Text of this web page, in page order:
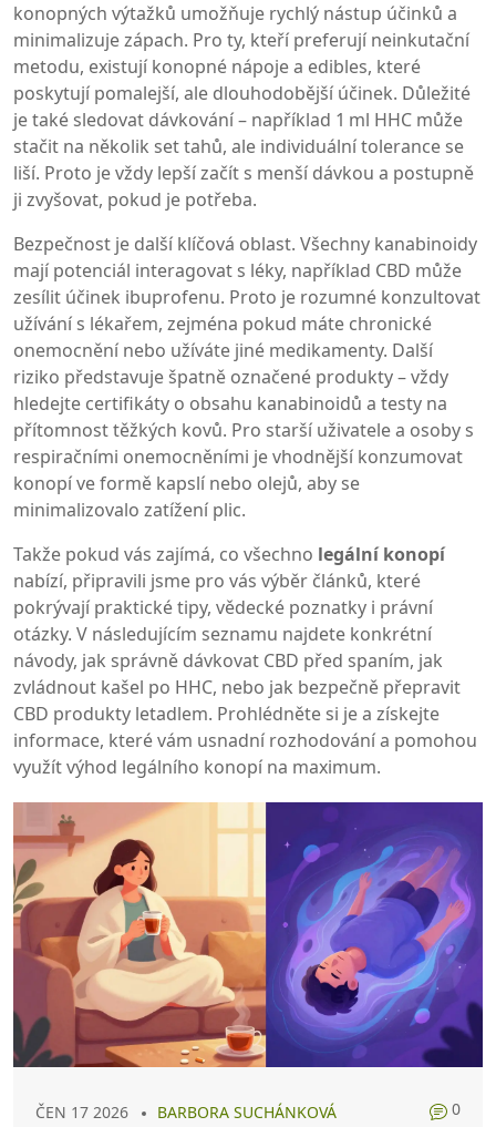
konopných výtažků umožňuje rychlý nástup účinků a
minimalizuje zápach. Pro ty, kteří preferují neinkutační
metodu, existují konopné nápoje a edibles, které
poskytují pomalejší, ale dlouhodobější účinek. Důležité
je také sledovat dávkování – například 1 ml HHC může
stačit na několik set tahů, ale individuální tolerance se
liší. Proto je vždy lepší začít s menší dávkou a postupně
ji zvyšovat, pokud je potřeba.
Bezpečnost je další klíčová oblast. Všechny kanabinoidy
mají potenciál interagovat s léky, například CBD může
zesílit účinek ibuprofenu. Proto je rozumné konzultovat
užívání s lékařem, zejména pokud máte chronické
onemocnění nebo užíváte jiné medikamenty. Další
riziko představuje špatně označené produkty – vždy
hledejte certifikáty o obsahu kanabinoidů a testy na
přítomnost těžkých kovů. Pro starší uživatele a osoby s
respiračními onemocněními je vhodnější konzumovat
konopí ve formě kapslí nebo olejů, aby se
minimalizovalo zatížení plic.
Takže pokud vás zajímá, co všechno legální konopí
nabízí, připravili jsme pro vás výběr článků, které
pokrývají praktické tipy, vědecké poznatky i právní
otázky. V následujícím seznamu najdete konkrétní
návody, jak správně dávkovat CBD před spaním, jak
zvládnout kašel po HHC, nebo jak bezpečně přepravit
CBD produkty letadlem. Prohlédněte si je a získejte
informace, které vám usnadní rozhodování a pomohou
využít výhod legálního konopí na maximum.
ČEN 17 2026 BARBORA SUCHÁNKOVÁ 0